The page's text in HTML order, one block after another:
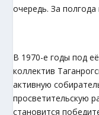
очередь. За
В 1970-е годы под
коллектив
активную
просветительскую
становится